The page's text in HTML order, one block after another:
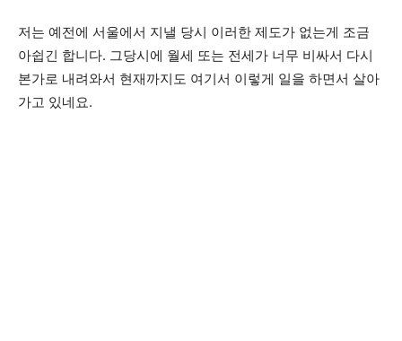
저는 예전에 서울에서 지낼 당시 이러한 제도가 없는게 조금
아쉽긴 합니다. 그당시에 월세 또는 전세가 너무 비싸서 다시
본가로 내려와서 현재까지도 여기서 이렇게 일을 하면서 살아
가고 있네요.